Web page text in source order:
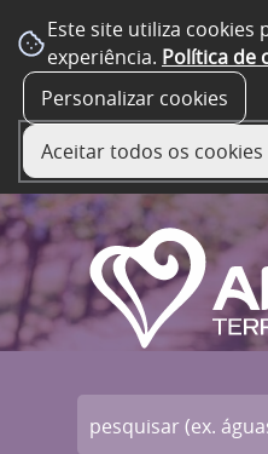
Este site utiliza cookies
experiência. Política de
Personalizar cookies
Aceitar todos os cookies